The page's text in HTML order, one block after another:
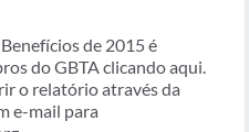
de 2015 é
do GBTA clicando aqui.
o relatório através da
e-mail para